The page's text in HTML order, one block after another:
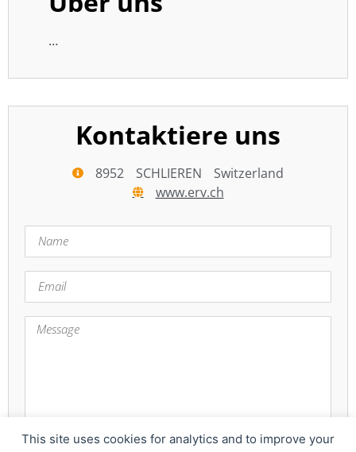
This site uses cookies for analytics and to improve your
…
Kontaktiere uns
8952 SCHLIEREN
Switzerland
www.erv.ch